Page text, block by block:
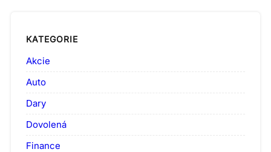
KATEGORIE
Akcie
Auto
Dary
Dovolená
Finance